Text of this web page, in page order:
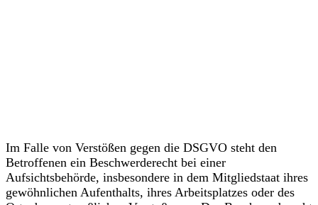
Im Falle von Verstößen gegen die DSGVO steht den
Betroffenen ein Beschwerderecht bei einer
Aufsichtsbehörde, insbesondere in dem Mitgliedstaat ihres
gewöhnlichen Aufenthalts, ihres Arbeitsplatzes oder des